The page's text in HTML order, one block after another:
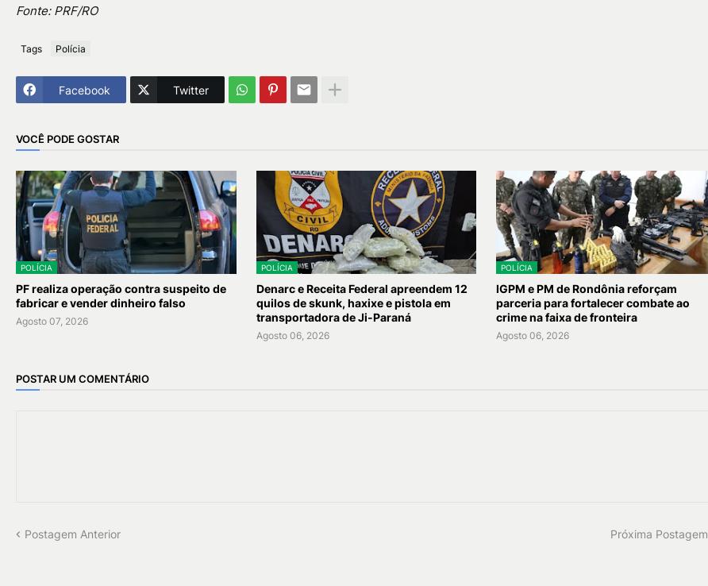
Fonte: PRF/RO
Tags Polícia
Facebook Twitter
VOCÊ PODE GOSTAR
POLÍCIA
PF realiza operação contra suspeito de
fabricar e vender dinheiro falso
Agosto 07, 2026
POLÍCIA
Denarc e Receita Federal apreendem 12
quilos de skunk, haxixe e pistola em
transportadora de Ji-Paraná
Agosto 06, 2026
POLÍCIA
IGPM e PM de Rondônia reforçam
parceria para fortalecer combate ao
crime na faixa de fronteira
Agosto 06, 2026
POSTAR UM COMENTÁRIO
Postagem Anterior Próxima Postagem